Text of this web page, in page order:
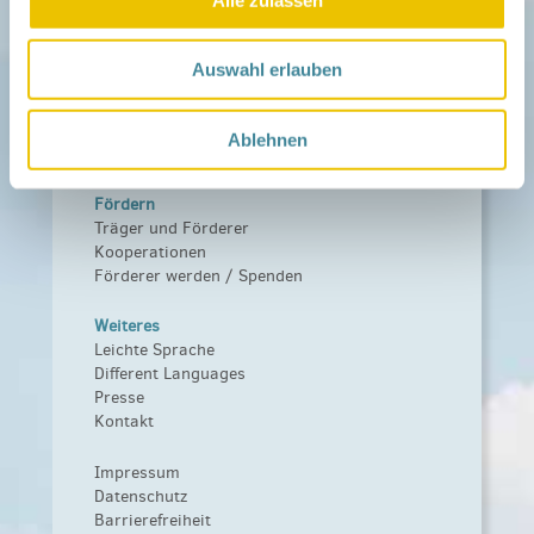
Auswahl erlauben
Ablehnen
Aktuelle Termine
Über das Netzwerk
Das Familienhandbuch
Fördern
Träger und Förderer
Kooperationen
Förderer werden / Spenden
Weiteres
Leichte Sprache
Different Languages
Presse
Kontakt
Impressum
Datenschutz
Barrierefreiheit